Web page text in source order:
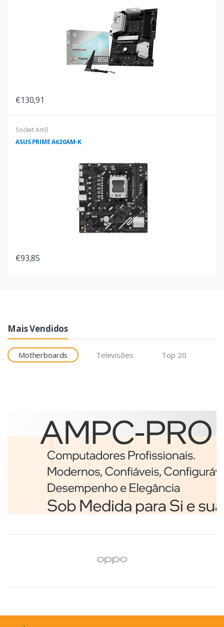
€130,91
Socket Am5
ASUS PRIME A620AM-K
€93,85
Mais Vendidos
Motherboards Televisões Top 20
Etiquetas
Brother BCS-1J074102-121
etiqueta para impressão
Branco
€98,75